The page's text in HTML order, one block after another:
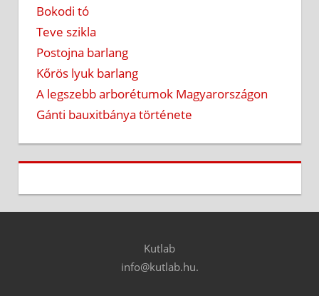
Bokodi tó
Teve szikla
Postojna barlang
Kőrös lyuk barlang
A legszebb arborétumok Magyarországon
Gánti bauxitbánya története
Kutlab
info@kutlab.hu.